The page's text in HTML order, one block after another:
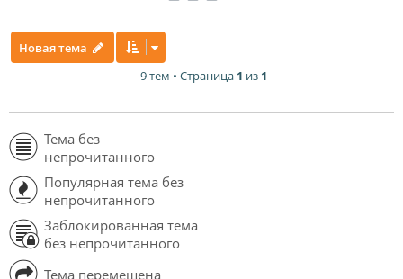
Новая тема
9 тем • Страница 1 из 1
Тема без
непрочитанного
Популярная тема без
непрочитанного
Заблокированная тема
без непрочитанного
Тема перемещена